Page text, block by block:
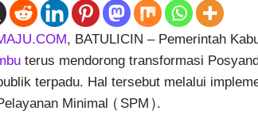
, BATULICIN – Pemerintah
terus mendorong transformasi
terpadu. Hal tersebut melalui
Minimal (SPM).